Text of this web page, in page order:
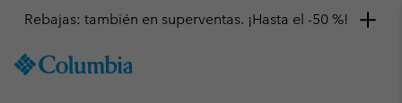
TO
Rebajas: también en superventas. ¡Hasta el -50 %!